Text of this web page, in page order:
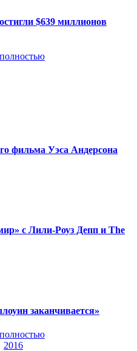
$639 миллионов
фильма Уэса Андерсона
с Лили-Роуз Депп и The
заканчивается»
2016